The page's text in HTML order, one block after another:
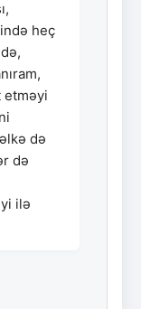
heç
etməyi
də
də
ilə